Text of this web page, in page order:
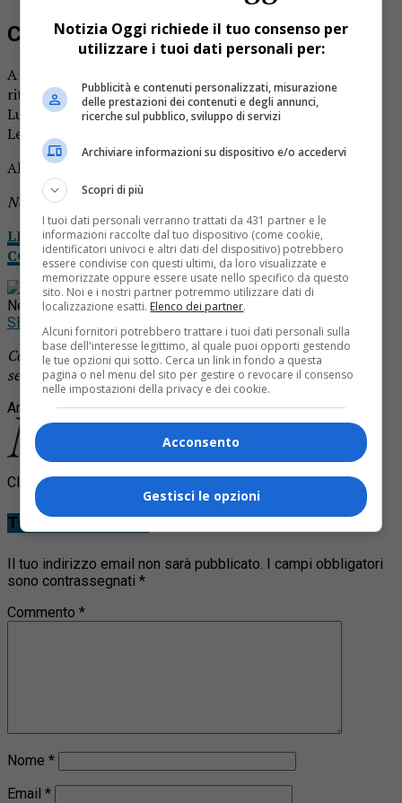
Coppia ustionata dal ritorno di fiamma
A Pray una coppia di coniugi è rimasta ustionata dal
ritorno di fiamma mentre cercava di accendere il camino.
Lui, 75 anni, è deceduto durante il trasporto in ospedale.
Lei è in codice rosso.
Al momento non si conoscono le loro generalità.
Notizia in aggiornamento.
LEGGI NOTIZIA OGGI DA CASA: IL TUO GIORNALE
COMPLETO IN VERSIONE DIGITALE
Rimani aggiornato seguendoci su Google
News!
SEGUICI
Continua a leggere le notizie diNotizia Oggi Borgosesia
segui la nostra pagina Facebook
Argomenti correlati:incidentemortoprayustionati
Clicca per commentare
Tu cosa ne pensi?
Il tuo indirizzo email non sarà pubblicato. I campi obbligatori
sono contrassegnati *
Commento *
Nome *
Email *
Notizia Oggi richiede il tuo consenso per
utilizzare i tuoi dati personali per:
Pubblicità e contenuti personalizzati, misurazione
delle prestazioni dei contenuti e degli annunci,
ricerche sul pubblico, sviluppo di servizi
Archiviare informazioni su dispositivo e/o accedervi
Scopri di più
I tuoi dati personali verranno trattati da 431 partner e le
informazioni raccolte dal tuo dispositivo (come cookie,
identificatori univoci e altri dati del dispositivo) potrebbero
essere condivise con questi ultimi, da loro visualizzate e
memorizzate oppure essere usate nello specifico da questo
sito. Noi e i nostri partner potremmo utilizzare dati di
localizzazione esatti. Elenco dei partner.
Alcuni fornitori potrebbero trattare i tuoi dati personali sulla
base dell'interesse legittimo, al quale puoi opporti gestendo
le tue opzioni qui sotto. Cerca un link in fondo a questa
pagina o nel menu del sito per gestire o revocare il consenso
nelle impostazioni della privacy e dei cookie.
Acconsento
Gestisci le opzioni